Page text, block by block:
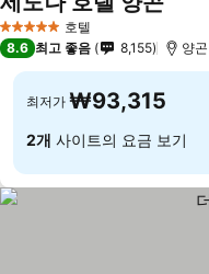
5 성급 호텔
8.6 최고 좋음 8,155 양곤
최저가 ₩93,315
2개 사이트의 요금 보기